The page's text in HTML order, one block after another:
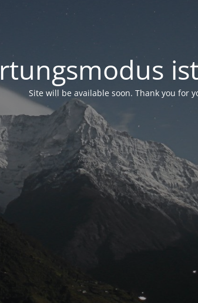
Site will be available soon. Thank you for